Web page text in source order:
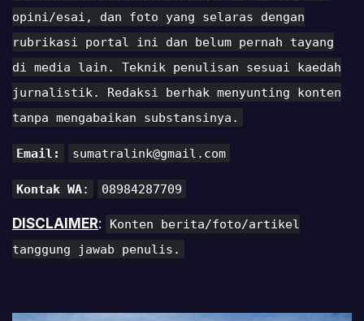
opini/esai, dan foto yang selaras dengan
rubrikasi portal ini dan belum pernah tayang
di media lain. Teknik penulisan sesuai kaedah
jurnalistik. Redaksi berhak menyunting konten
tanpa mengabaikan substansinya.
Email: sumatralink@gmail.com
Kontak WA: 08984287709
DISCLAIMER:
Konten berita/foto/artikel
tanggung jawab penulis.